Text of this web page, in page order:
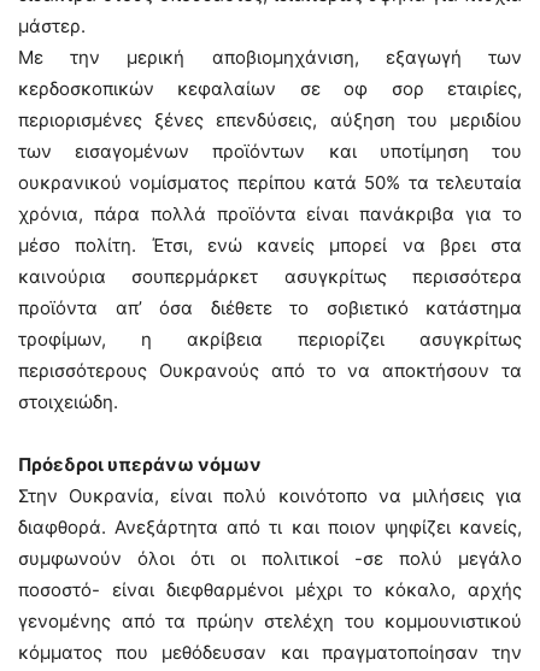
μάστερ.
Με την μερική αποβιομηχάνιση, εξαγωγή των
κερδοσκοπικών κεφαλαίων σε οφ σορ εταιρίες,
περιορισμένες ξένες επενδύσεις, αύξηση του μεριδίου
των εισαγομένων προϊόντων και υποτίμηση του
ουκρανικού νομίσματος περίπου κατά 50% τα τελευταία
χρόνια, πάρα πολλά προϊόντα είναι πανάκριβα για το
μέσο πολίτη. Έτσι, ενώ κανείς μπορεί να βρει στα
καινούρια σουπερμάρκετ ασυγκρίτως περισσότερα
προϊόντα απ’ όσα διέθετε το σοβιετικό κατάστημα
τροφίμων, η ακρίβεια περιορίζει ασυγκρίτως
περισσότερους Ουκρανούς από το να αποκτήσουν τα
στοιχειώδη.
Πρόεδροι υπεράνω νόμων
Στην Ουκρανία, είναι πολύ κοινότοπο να μιλήσεις για
διαφθορά. Ανεξάρτητα από τι και ποιον ψηφίζει κανείς,
συμφωνούν όλοι ότι οι πολιτικοί -σε πολύ μεγάλο
ποσοστό- είναι διεφθαρμένοι μέχρι το κόκαλο, αρχής
γενομένης από τα πρώην στελέχη του κομμουνιστικού
κόμματος που μεθόδευσαν και πραγματοποίησαν την